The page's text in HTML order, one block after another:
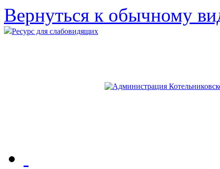
Вернуться к обычному
Ресурс для слабовидящих